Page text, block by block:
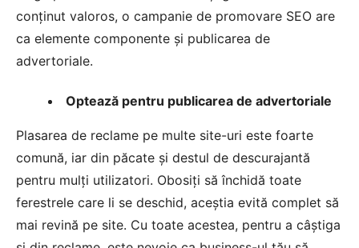
conținut valoros, o campanie de promovare SEO are
ca elemente componente și publicarea de
advertoriale.
Optează pentru publicarea de advertoriale
Plasarea de reclame pe multe site-uri este foarte
comună, iar din păcate și destul de descurajantă
pentru mulți utilizatori. Obosiți să închidă toate
ferestrele care li se deschid, aceștia evită complet să
mai revină pe site. Cu toate acestea, pentru a câștiga